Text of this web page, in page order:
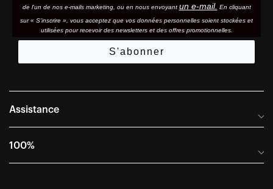
de l'un de nos e-mails marketing, ou en nous envoyant un e-mail. En cliquant
sur « S'inscrire », vous acceptez que vos données personnelles soient stockées et
utilisées pour recevoir des newsletters et des offres promotionnelles.
S'abonner
Assistance
Foire aux questions
100%